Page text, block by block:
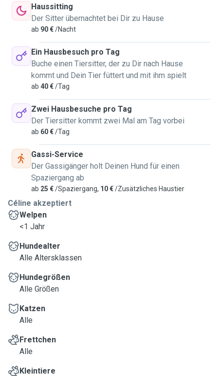
Haussitting
Der Sitter übernachtet bei Dir zu Hause
ab 90 €/Nacht
Ein Hausbesuch pro Tag
Buche einen Tiersitter, der zu Dir nach Hause
kommt und Dein Tier füttert und mit ihm spielt
ab 40 €/Tag
Zwei Hausbesuche pro Tag
Der Tiersitter kommt zwei Mal am Tag vorbei
ab 60 €/Tag
Gassi-Service
Der Gassigänger holt Deinen Hund für einen
Spaziergang ab
ab 25 €/Spaziergang, 10 €/Zusätzliches Haustier
Céline akzeptiert
Welpen
<1 Jahr
Hundealter
Alle Altersklassen
Hundegrößen
Alle Größen
Katzen
Alle
Frettchen
Alle
Kleintiere